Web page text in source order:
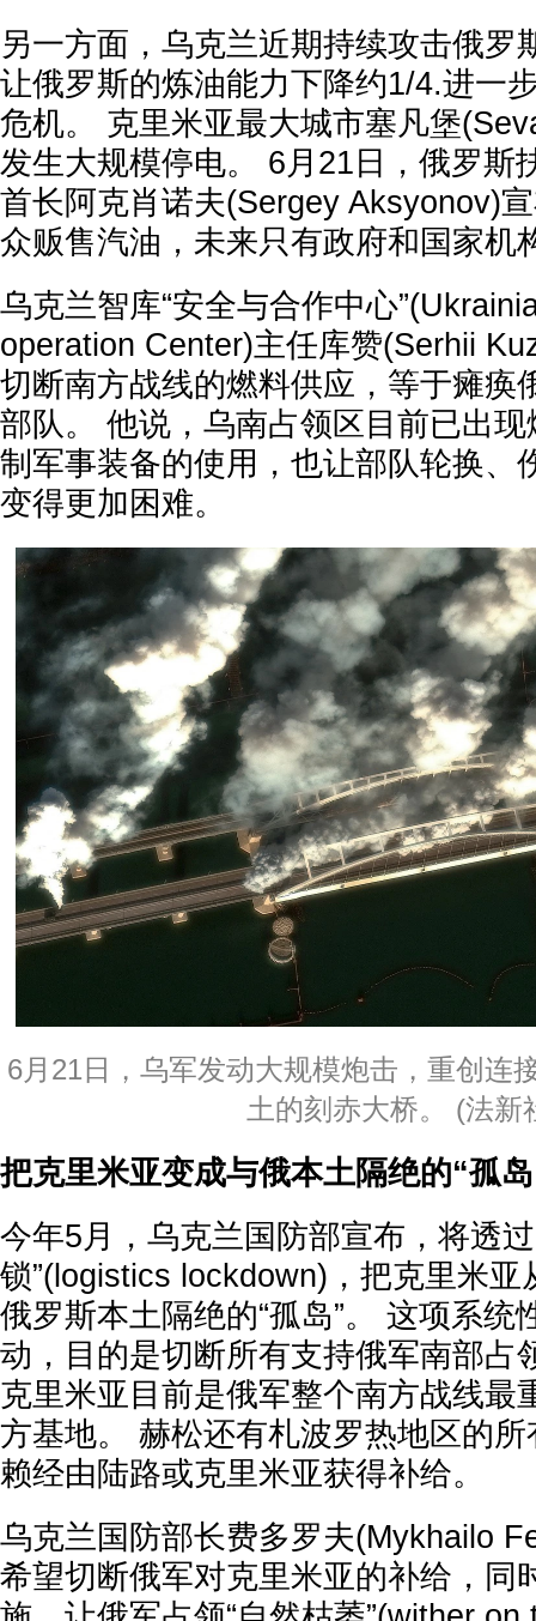
另一方面，乌克兰近期持续攻击俄罗
让俄罗斯的炼油能力下降约1/4.进一
危机。 克里米亚最大城市塞凡堡
发生大规模停电。 6月21日，俄罗斯
首长阿克肖诺夫(Sergey Aksyonov)
众贩售汽油，未来只有政府和国家机
乌克兰智库“安全与合作中心
operation Center)主任库赞(Serhii
切断南方战线的燃料供应，等于瘫痪
部队。 他说，乌南占领区目前已出
制军事装备的使用，也让部队轮换、
变得更加困难。
6月21日，乌军发动大规模炮击，重创连
土的刻赤大桥。 (法新
把克里米亚变成与俄本土隔绝的“孤
今年5月，乌克兰国防部宣布，将透
锁”(logistics lockdown)，把克里米亚
俄罗斯本土隔绝的“孤岛”。 这项系统
动，目的是切断所有支持俄军南部占
克里米亚目前是俄军整个南方战线最
方基地。 赫松还有札波罗热地区的
赖经由陆路或克里米亚获得补给。
乌克兰国防部长费多罗夫(Mykhailo
希望切断俄军对克里米亚的补给，同